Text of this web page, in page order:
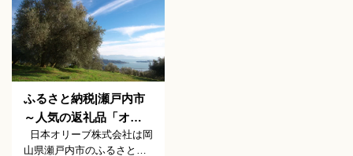
ふるさと納税|瀬戸内市
～人気の返礼品「オ…
日本オリーブ株式会社は岡
山県瀬戸内市のふるさと…